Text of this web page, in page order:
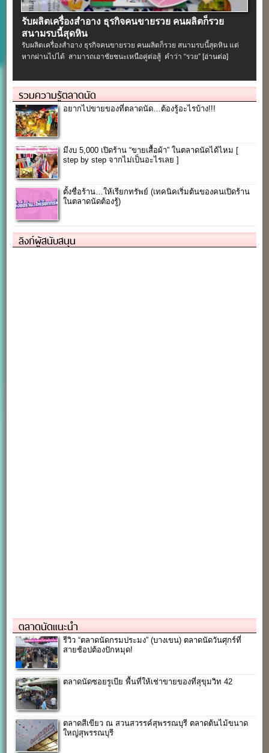
รับผลิตเครื่องสําอาง ธุรกิจคนขายรวย คนผลิตก็รวย
สนามรบนี้สุดหิน
รับผลิตเครื่องสําอาง ธุรกิจคนขายรวย คนผลิตก็รวย สนามรบนี้สุดหิน แต่
หากผ่านไปได้ สามารถเอาชัยชนะเหนือคู่ต่อสู้ คำว่า “รวย”[อ่านต่อ]
รวมความรู้ตลาดนัด
อยากไปขายของที่ตลาดนัด…ต้องรู้อะไรบ้าง!!!
มีงบ 5,000 เปิดร้าน “ขายเสื้อผ้า” ในตลาดนัดได้ไหม [
step by step จากไม่เป็นอะไรเลย ]
ตั้งชื่อร้าน…ให้เรียกทรัพย์ (เทคนิคเริ่มต้นของคนเปิดร้าน
ในตลาดนัดต้องรู้)
ลิงก์ผู้สนับสนุน
ตลาดนัดแนะนำ
รีวิว “ตลาดนัดกรมประมง” (บางเขน) ตลาดนัดวันศุกร์ที่
สายช้อปต้องปักหมุด!
ตลาดนัดซอยรูเบีย พื้นที่ให้เช่าขายของที่สุขุมวิท 42
ตลาดสีเขียว ณ สวนสวรรค์สุพรรณบุรี ตลาดต้นไม้ขนาด
ใหญ่สุพรรณบุรี